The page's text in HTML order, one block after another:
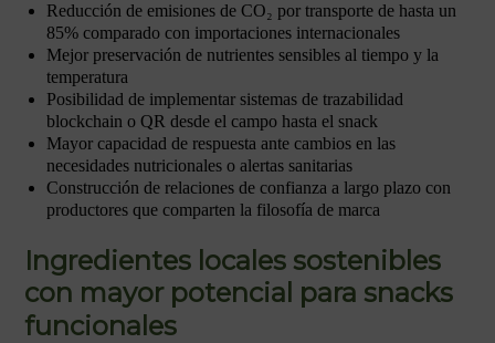
Reducción de emisiones de CO₂ por transporte de hasta un
85% comparado con importaciones internacionales
Mejor preservación de nutrientes sensibles al tiempo y la
temperatura
Posibilidad de implementar sistemas de trazabilidad
blockchain o QR desde el campo hasta el snack
Mayor capacidad de respuesta ante cambios en las
necesidades nutricionales o alertas sanitarias
Construcción de relaciones de confianza a largo plazo con
productores que comparten la filosofía de marca
Ingredientes locales sostenibles
con mayor potencial para snacks
funcionales